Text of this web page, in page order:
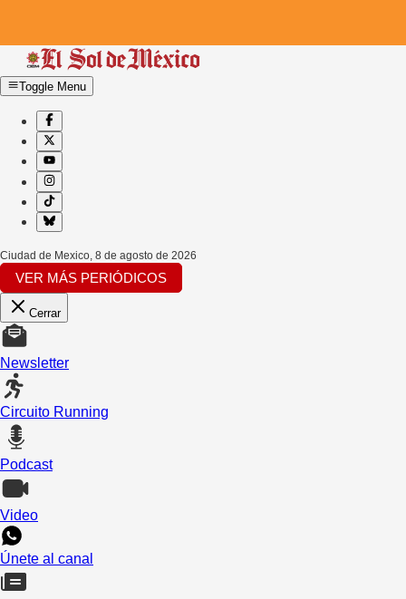
Toggle Menu
Ciudad de Mexico, 8 de agosto de 2026
VER MÁS PERIÓDICOS
Cerrar
Newsletter
Circuito Running
Podcast
Video
Únete al canal